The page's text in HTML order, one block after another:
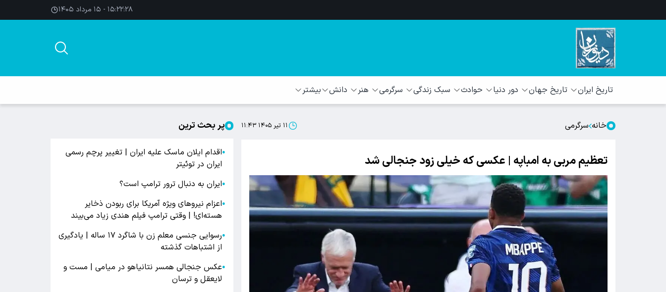
۱۵:۲۲:۲۹ - ۱۵ مرداد ۱۴۰۵
تاریخ ایران تاریخ جهان دور دنیا حوادث سبک زندگی سرگرمی هنر دانش بیشتر
خانه سرگرمی ۱۱ تیر ۱۴۰۵ ۱۱:۴۳
تعظیم مربی به امباپه | عکسی که خیلی زود جنجالی شد
پر بحث ترین
●اقدام ایلان ماسک علیه ایران | تغییر پرچم رسمی
ایران در توئیتر
●ایران به دنبال ترور ترامپ است؟
●اعزام نیروهای ویژه آمریکا برای ربودن ذخایر
هسته‌ای! | وقتی ترامپ فیلم هندی زیاد می‌بیند
●
رسوایی جنسی معلم زن با شاگرد ۱۷ ساله | یادگیری
از اشتباهات گذشته
●عکس جنجالی همسر نتانیاهو در میامی | مست و
لایعقل و ترسان